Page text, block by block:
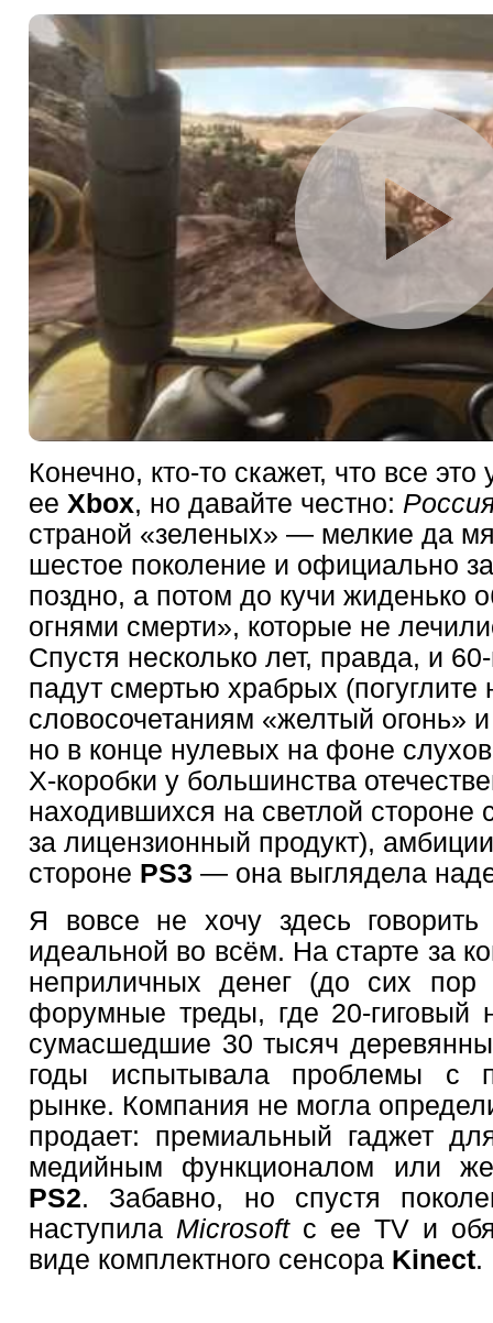
Конечно, кто-то скажет, что все
ее Xbox, но давайте честно:
страной «зеленых» — мелкие да
шестое поколение и официально
поздно, а потом до кучи жиденько
огнями смерти», которые не
Спустя несколько лет, правда, и
падут смертью храбрых
словосочетаниям «желтый огонь»
но в конце нулевых на фоне
X-коробки у большинства
находившихся на светлой стороне
за лицензионный продукт),
стороне PS3 — она выглядела
Я вовсе не хочу здесь
идеальной во всём. На старте за
неприличных денег (до сих
форумные треды, где 20-гиговый
сумасшедшие 30 тысяч
годы испытывала проблемы с
рынке. Компания не могла
продает: премиальный гаджет
медийным функционалом или
PS2. Забавно, но спустя
наступила Microsoft с ее TV и
виде комплектного сенсора Kinect.